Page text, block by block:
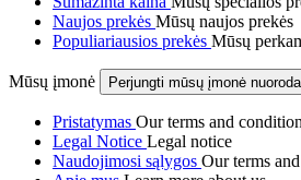
Naujos prekės Mūsų naujos prekės
Populiariausios prekės Mūsų
Mūsų įmonė Perjungti mūsų įmonė
Pristatymas Our terms and
Legal Notice Legal notice
Naudojimosi sąlygos Our terms